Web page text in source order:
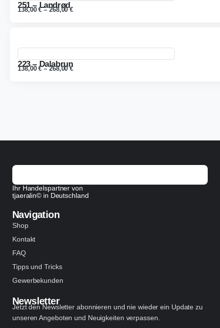
251 – Landrød
138,00€–268,00€
223 – Dalabrun
138,00€–268,00€
Ihr Handelspartner von
tjaeralin© in Deutschland
Navigation
Shop
Kontakt
FAQ
Tipps und Tricks
Gewerbekunden
Newsletter
Jetzt den Newsletter abonnieren und nie wieder ein Update zu
unseren Angeboten und Neuigkeiten verpassen.